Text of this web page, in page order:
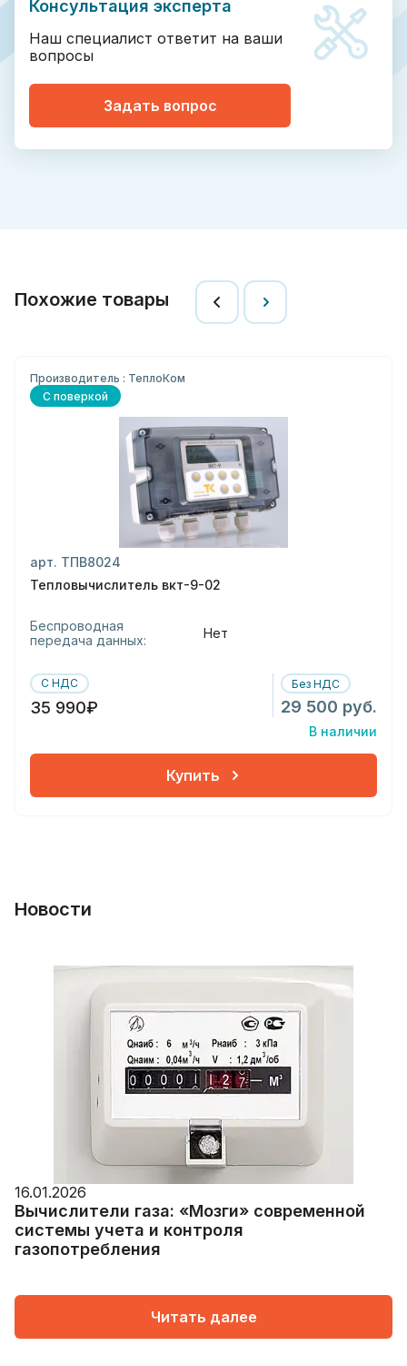
Консультация эксперта
Наш специалист ответит на ваши
вопросы
Задать вопрос
Похожие товары
Производитель : ТеплоКом
С поверкой
арт. ТПВ8024
Тепловычислитель вкт-9-02
Беспроводная
передача данных:
Нет
С НДС
35 990₽
Без НДС
29 500 руб.
В наличии
Купить
Новости
16.01.2026
Вычислители газа: «Мозги» современной
системы учета и контроля
газопотребления
Читать далее